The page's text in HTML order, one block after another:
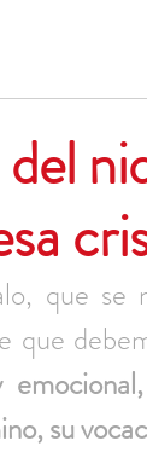
que se
que
su